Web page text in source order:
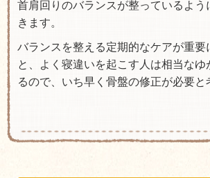
首肩回りのバランスが整っているよう
きます。
バランスを整える定期的なケアが重要
と、よく寝違いを起こす人は相当なゆ
るので、いち早く骨盤の修正が必要と